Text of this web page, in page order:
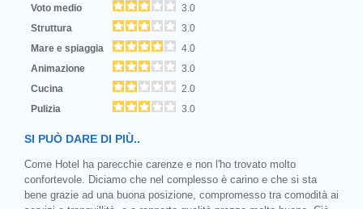
Voto medio
3.0
Struttura
3.0
Mare e spiaggia
4.0
Animazione
3.0
Cucina
2.0
Pulizia
3.0
SI PUÒ DARE DI PIÙ..
Come Hotel ha parecchie carenze e non l'ho trovato molto
confortevole. Diciamo che nel complesso è carino e che si sta
bene grazie ad una buona posizione, compromesso tra comodità ai